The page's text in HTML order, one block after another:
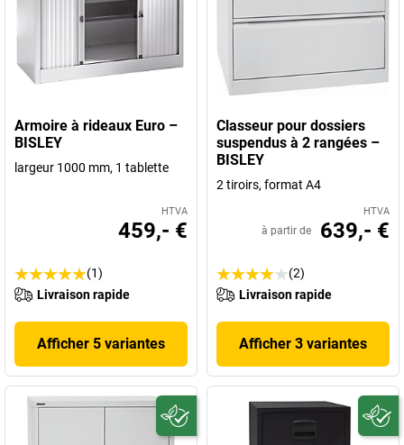
Armoire à rideaux Euro –
BISLEY
largeur 1000 mm, 1 tablette
HTVA
459,- €
(1)
Livraison rapide
Afficher 5 variantes
Classeur pour dossiers
suspendus à 2 rangées –
BISLEY
2 tiroirs, format A4
HTVA
à partir de 639,- €
(2)
Livraison rapide
Afficher 3 variantes